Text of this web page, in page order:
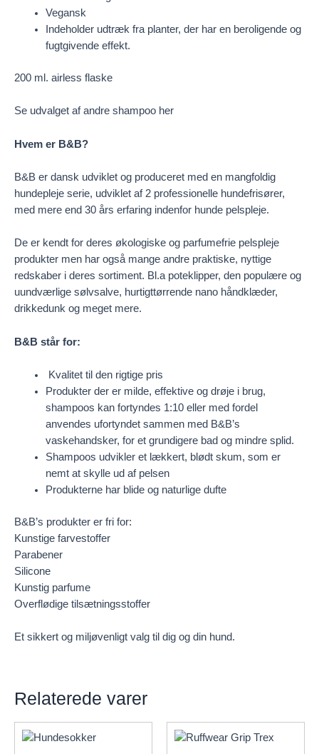
Vegansk
Indeholder udtræk fra planter, der har en beroligende og
fugtgivende effekt.
200 ml. airless flaske
Se udvalget af andre shampoo her
Hvem er B&B?
B&B er dansk udviklet og produceret med en mangfoldig
hundepleje serie, udviklet af 2 professionelle hundefrisører,
med mere end 30 års erfaring indenfor hunde pelspleje.
De er kendt for deres økologiske og parfumefrie pelspleje
produkter men har også mange andre praktiske, nyttige
redskaber i deres sortiment. Bl.a poteklipper, den populære og
uundværlige sølvsalve, hurtigttørrende nano håndklæder,
drikkedunk og meget mere.
B&B står for:
Kvalitet til den rigtige pris
Produkter der er milde, effektive og drøje i brug,
shampoos kan fortyndes 1:10 eller med fordel
anvendes ufortyndet sammen med B&B’s
vaskehandsker, for et grundigere bad og mindre splid.
Shampoos udvikler et lækkert, blødt skum, som er
nemt at skylle ud af pelsen
Produkterne har blide og naturlige dufte
B&B’s produkter er fri for:
Kunstige farvestoffer
Parabener
Silicone
Kunstig parfume
Overflødige tilsætningsstoffer
Et sikkert og miljøvenligt valg til dig og din hund.
Relaterede varer